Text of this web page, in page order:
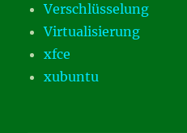
Verschlüsselung
Virtualisierung
xfce
xubuntu